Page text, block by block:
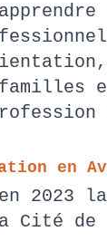
en
en
Cité